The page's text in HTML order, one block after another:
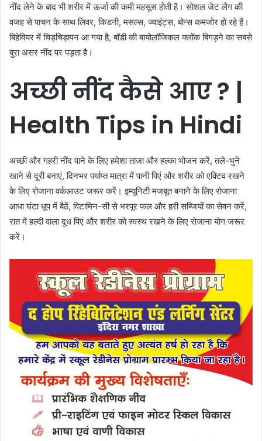
नींद लेने के बाद भी शरीर में ऊर्जा की कमी महसूस होती है। सोशल जेट लैग की
वजह से पाचन के साथ लिवर, किडनी, मसल्स, ज्वाइंट्स, बोन्स कमजोर हो रहे हैं।
बिहेवियर में चिड़चिड़ापन आ गया है, बॉडी की बायोलॉजिकल क्लॉक बिगड़ने का सबसे
बुरा असर नींद पर पड़ता है।
अच्छीनींदकैसे आए? |
Health Tips in Hindi
अच्छी और गहरी नींद पाने के लिए हमेशा ताजा और हल्का भोजन करें, तले-भुने
खाने से दूरी बनाएं, दिनभर पर्याप्त मात्रा में पानी पिएं और शरीर को एक्टिव रखने
के लिए रोजाना वर्कआउट जरूर करें। इम्यूनिटी मजबूत बनाने के लिए रोजाना
आधा घंटा धूप में बैठें, विटामिन-सी से भरपूर फल और हरी सब्जियों का सेवन करें,
रात में हल्दी वाला दूध पिएं और शरीर को स्वस्थ रखने के लिए रोजाना योग जरूर
करें।